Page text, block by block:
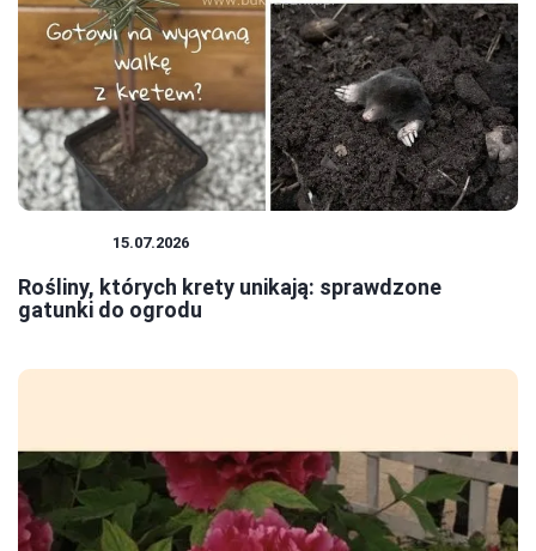
15.07.2026
Rośliny, których krety unikają: sprawdzone
gatunki do ogrodu